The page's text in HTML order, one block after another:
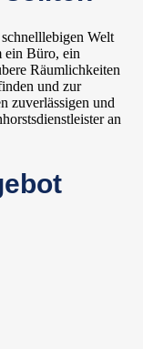
Welt
ein Büro, ein
Räumlichkeiten
und zur
zuverlässigen und
an